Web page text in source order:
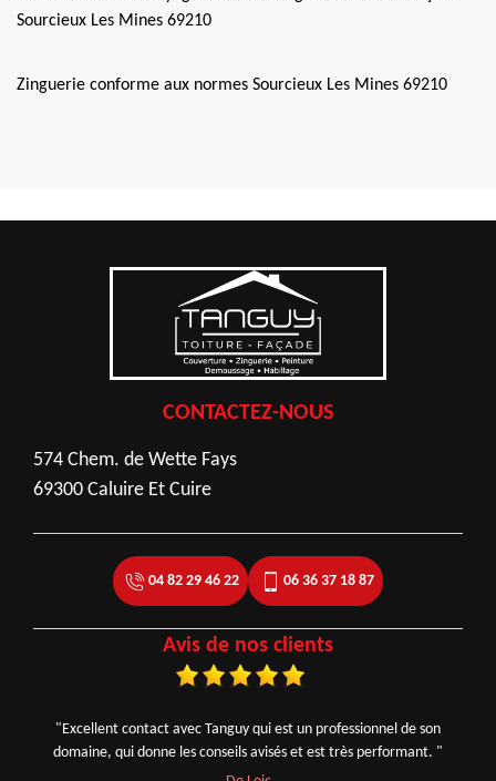
Sourcieux Les Mines 69210
Zinguerie conforme aux normes Sourcieux Les Mines 69210
CONTACTEZ-NOUS
574 Chem. de Wette Fays
69300 Caluire Et Cuire
04 82 29 46 22 06 36 37 18 87
Avis de nos clients
"Excellent contact avec Tanguy qui est un professionnel de son
domaine, qui donne les conseils avisés et est très performant. "